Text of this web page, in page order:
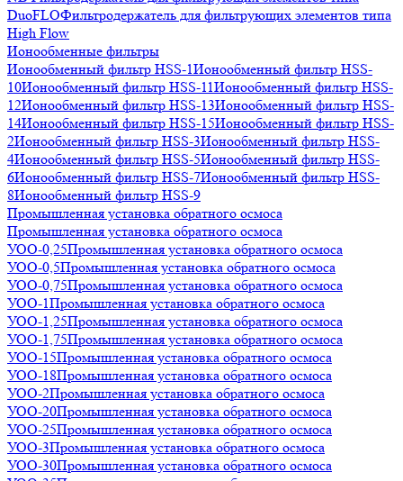
DuoFLOФильтродержатель для фильтрующих элементов типа
High Flow
Ионообменные фильтры
Ионообменный фильтр HSS-1Ионообменный фильтр HSS-
10Ионообменный фильтр HSS-11Ионообменный фильтр HSS-
12Ионообменный фильтр HSS-13Ионообменный фильтр HSS-
14Ионообменный фильтр HSS-15Ионообменный фильтр HSS-
2Ионообменный фильтр HSS-3Ионообменный фильтр HSS-
4Ионообменный фильтр HSS-5Ионообменный фильтр HSS-
6Ионообменный фильтр HSS-7Ионообменный фильтр HSS-
8Ионообменный фильтр HSS-9
Промышленная установка обратного осмоса
Промышленная установка обратного осмоса
УОО-0,25Промышленная установка обратного осмоса
УОО-0,5Промышленная установка обратного осмоса
УОО-0,75Промышленная установка обратного осмоса
УОО-1Промышленная установка обратного осмоса
УОО-1,25Промышленная установка обратного осмоса
УОО-1,75Промышленная установка обратного осмоса
УОО-15Промышленная установка обратного осмоса
УОО-18Промышленная установка обратного осмоса
УОО-2Промышленная установка обратного осмоса
УОО-20Промышленная установка обратного осмоса
УОО-25Промышленная установка обратного осмоса
УОО-3Промышленная установка обратного осмоса
УОО-30Промышленная установка обратного осмоса